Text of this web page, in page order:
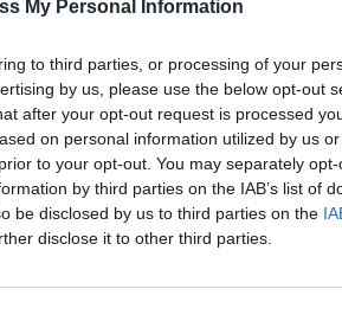
My Personal Information
to third parties, or processing of your
by us, please use the below opt-out
after your opt-out request is processed
on personal information utilized by us
to your opt-out. You may separately
by third parties on the IAB’s list of
be disclosed by us to third parties on the
disclose it to other third parties.
los datos que genera
con respecto a los
los clientes de la